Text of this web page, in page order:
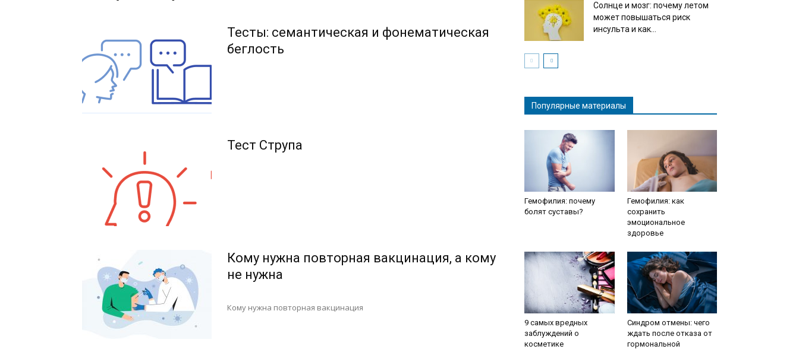
Тесты: семантическая и фонематическая
беглость
Тест Струпа
Кому нужна повторная вакцинация, а кому
не нужна
Кому нужна повторная вакцинация
Солнце и мозг: почему летом
может повышаться риск
инсульта и как...
Популярные материалы
Гемофилия: почему
болят суставы?
Гемофилия: как
сохранить
эмоциональное
здоровье
9 самых вредных
заблуждений о
косметике
Синдром отмены: чего
ждать после отказа от
гормональной